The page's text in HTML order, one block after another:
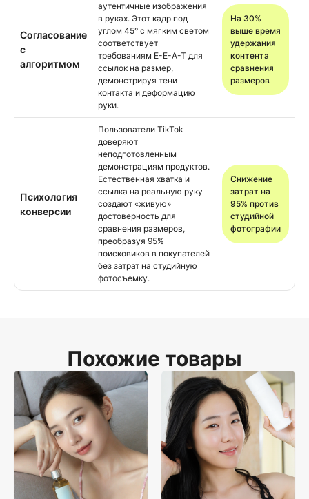
Согласование
с
алгоритмом
аутентичные изображения
в руках. Этот кадр под
углом 45° с мягким светом
соответствует
требованиям E-E-A-T для
ссылок на размер,
демонстрируя тени
контакта и деформацию
руки.
На 30%
выше время
удержания
контента
сравнения
размеров
Психология
конверсии
Пользователи TikTok
доверяют
неподготовленным
демонстрациям продуктов.
Естественная хватка и
ссылка на реальную руку
создают «живую»
достоверность для
сравнения размеров,
преобразуя 95%
поисковиков в покупателей
без затрат на студийную
фотосъемку.
Снижение
затрат на
95% против
студийной
фотографии
Похожие товары